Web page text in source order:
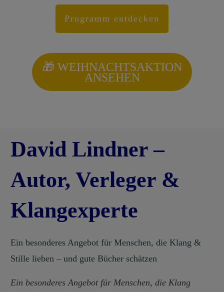
Programm entdecken
🎁 WEIHNACHTSAKTION
ANSEHEN
David Lindner –
Autor, Verleger &
Klangexperte
Ein besonderes Angebot für Menschen, die Klang &
Stille lieben – und gute Bücher schätzen
Ein besonderes Angebot für Menschen, die Klang